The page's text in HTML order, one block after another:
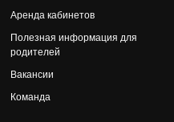
Аренда кабинетов
Полезная информация для
родителей
Вакансии
Команда